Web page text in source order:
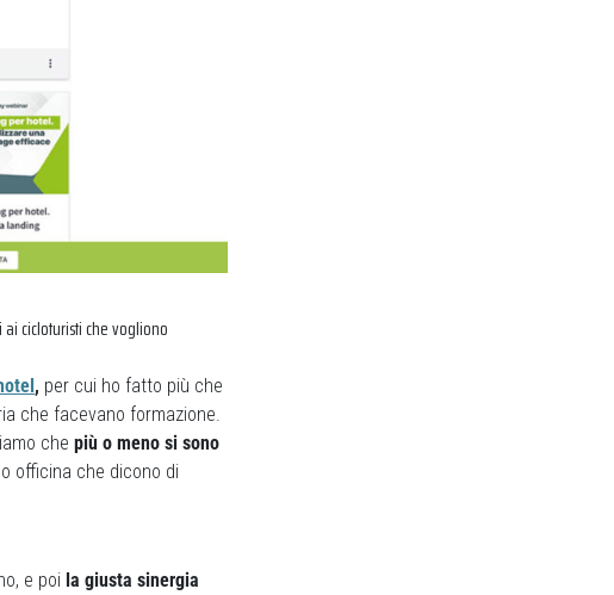
cicloturisti che vogliono
, per cui ho fatto più che
che facevano formazione.
che più o meno si sono
officina che dicono di
e poi la giusta sinergia